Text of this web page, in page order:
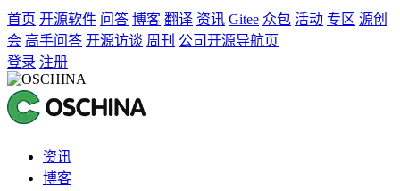
首页 开源软件 问答 博客 翻译 资讯 Gitee 众包 活动 专区 源创
会 高手问答 开源访谈 周刊 公司开源导航页
登录 注册
资讯
博客